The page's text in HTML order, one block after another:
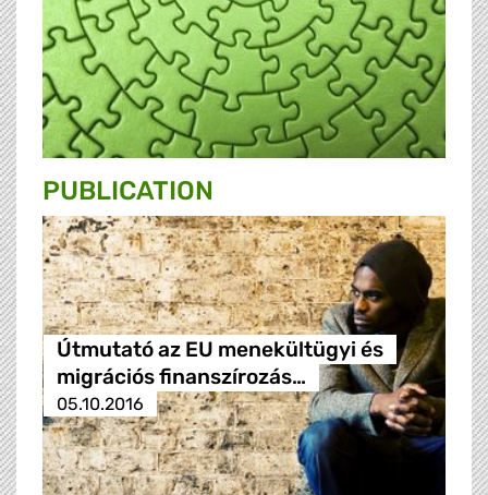
PUBLICATION
Útmutató az EU menekültügyi és
migrációs finanszírozás…
05.10.2016